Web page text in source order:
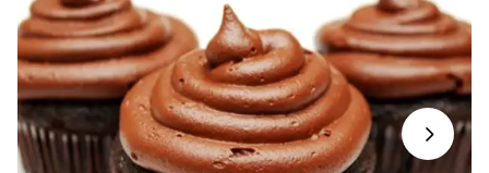
Next